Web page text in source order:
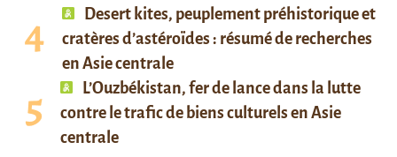
Desert kites, peuplement préhistorique et
cratères d’astéroïdes : résumé de recherches
en Asie centrale
L’Ouzbékistan, fer de lance dans la lutte
contre le trafic de biens culturels en Asie
centrale